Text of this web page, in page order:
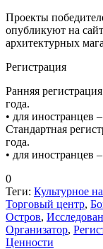
Проекты
опубликуют на
архитектурных
Регистрация
Ранняя
года.
• для иностранцев
Стандартная
года.
• для иностранцев
0
Теги: Культурное
Торговый центр,
Остров,
Организатор,
Ценности